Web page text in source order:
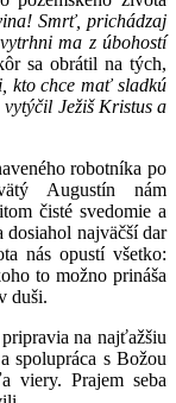
Smrť, prichádzaj
ma z úbohostí
sa obrátil na tých,
kto chce mať sladkú
Ježiš Kristus a
robotníka po
Augustín nám
čisté svedomie a
najväčší dar
nás opustí všetko:
to možno prináša
duši.
na najťažšiu
spolupráca s Božou
viery. Prajem seba